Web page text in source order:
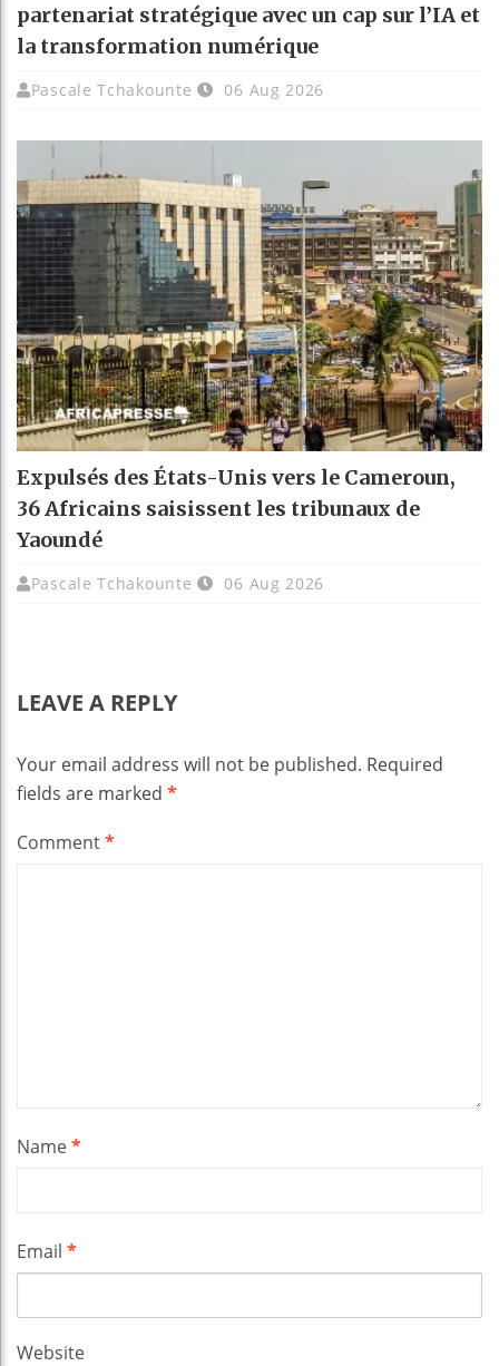
partenariat stratégique avec un cap sur l’IA et
la transformation numérique
Pascale Tchakounte 06 Aug 2026
Expulsés des États-Unis vers le Cameroun,
36 Africains saisissent les tribunaux de
Yaoundé
Pascale Tchakounte 06 Aug 2026
LEAVE A REPLY
Your email address will not be published. Required
fields are marked *
Comment*
Name*
Email *
Website